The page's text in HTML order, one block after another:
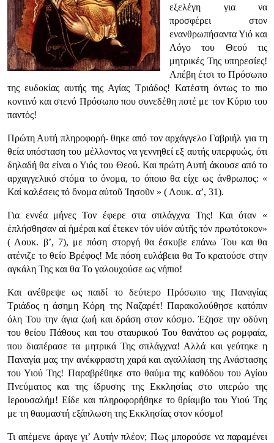
εξελέγη για να
προσφέρει στον
ενανθρωπήσαντα Υιό και
Λόγο του Θεού τις
μητρικές Της υπηρεσίες!
Απέβη έτσι το Πρόσωπο
της ευδοκίας αυτής της Αγίας Τριάδος! Κατέστη όντως το πιο
κοντινό και στενό Πρόσωπο που συνεδέθη ποτέ με τον Κύριο του
παντός!
Πρώτη Αυτή πληροφορή- θηκε από τον αρχάγγελο Γαβριήλ για τη
θεία υπόσταση του μέλλοντος να γεννηθεί εξ αυτής υπερφυώς, ότι
δηλαδή θα είναι ο Υιός του Θεού. Και πρώτη Αυτή άκουσε από το
αρχαγγελικό στόμα το όνομα, το όποιο θα είχε ως άνθρωπος: «
Καί καλέσεις τό ὄνομα αὐτοῦ Ἰησοῦν » ( Λουκ. α’, 31).
Για εννέα μήνες Τον έφερε στα σπλάγχνα Της! Και όταν «
ἐπλήσθησαν αἱ ἡμέραι καί ἔτεκεν τόν υἱόν αὐτῆς τόν πρωτότοκον»
( Λουκ. β’, 7), με πόση στοργή θα έσκυβε επάνω Του και θα
ατένιζε το θείο Βρέφος! Με πόση ευλάβεια θα Το κρατούσε στην
αγκάλη Της και θα Το γαλουχούσε ως νήπιο!
Και ανέθρεψε ως παιδί το δεύτερο Πρόσωπο της Παναγίας
Τριάδος η άσημη Κόρη της Ναζαρέτ! Παρακολούθησε κατόπιν
όλη Του την άγια ζωή και δράση στον κόσμο. Έζησε την οδύνη
του θείου Πάθους και του σταυρικού Του θανάτου ως ρομφαία,
που διαπέρασε τα μητρικά Της σπλάγχνα! Αλλά και γεύτηκε η
Παναγία μας την ανέκφραστη χαρά και αγαλλίαση της Ανάστασης
του Υιού Της! Παραβρέθηκε στο θαύμα της καθόδου του Αγίου
Πνεύματος και της ίδρυσης της Εκκλησίας στο υπερώο της
Ιερουσαλήμ! Είδε και πληροφορήθηκε το θρίαμβο του Υιού Της
με τη θαυμαστή εξάπλωση της Εκκλησίας στον κόσμο!
Τι απέμενε άραγε γι’ Αυτήν πλέον; Πως μπορούσε να παραμένει